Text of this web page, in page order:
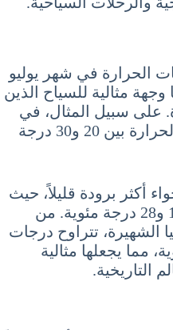
الحرارة في شهر يوليو
مثالية للسياح الذين
على سبيل المثال، في
مدينة ميلانو، تتراوح درجات الحرارة بين 20 و30 درجة
أكثر برودة قليلاً، حيث
تتراوح درجات الحرارة بين 18 و28 درجة مئوية. من
الشهيرة، تتراوح درجات
درجة مئوية، مما يجعلها مثالية
التاريخية.